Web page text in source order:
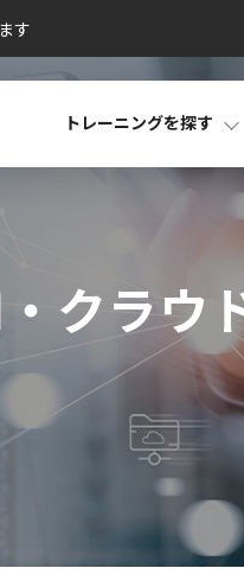
す
トレーニングを探す
クラウ